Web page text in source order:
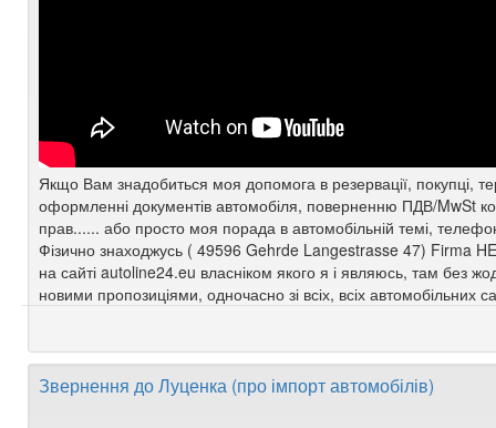
Якщо Вам знадобиться моя допомога в резервації, покупці,
оформленні документів автомобіля, поверненню ПДВ/MwSt
прав...... або просто моя порада в автомобільній темі,
Фізично знаходжусь ( 49596 Gehrde Langestrasse 47) Firma
на сайті autoline24.eu власніком якого я і являюсь, там без
новими пропозиціями, одночасно зі всіх, всіх автомобільних
Звернення до Луценка (про імпорт автомобілів)